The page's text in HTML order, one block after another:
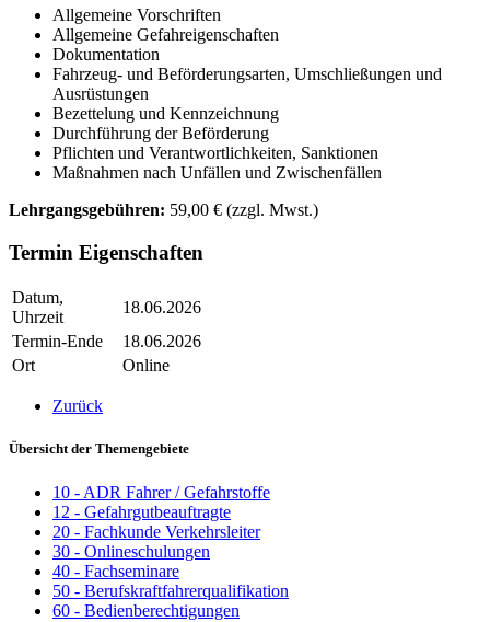
Allgemeine Vorschriften
Allgemeine Gefahreigenschaften
Dokumentation
Fahrzeug- und Beförderungsarten, Umschließungen und
Ausrüstungen
Bezettelung und Kennzeichnung
Durchführung der Beförderung
Pflichten und Verantwortlichkeiten, Sanktionen
Maßnahmen nach Unfällen und Zwischenfällen
Lehrgangsgebühren: 59,00 € (zzgl. Mwst.)
Termin Eigenschaften
Datum,
Uhrzeit
18.06.2026
Termin-Ende
18.06.2026
Ort
Online
Zurück
Übersicht der Themengebiete
10 - ADR Fahrer / Gefahrstoffe
12 - Gefahrgutbeauftragte
20 - Fachkunde Verkehrsleiter
30 - Onlineschulungen
40 - Fachseminare
50 - Berufskraftfahrerqualifikation
60 - Bedienberechtigungen